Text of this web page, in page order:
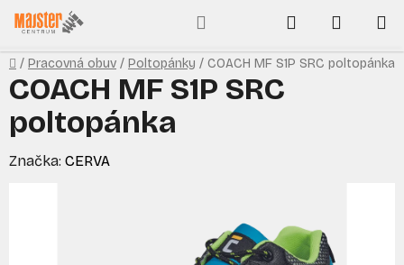
Prejsť
na
obsah
Hľadať
KOŠÍK
Domov
/ Pracovná obuv / Poltopánky / COACH MF S1P SRC poltopánka
COACH MF S1P SRC
poltopánka
Značka: CERVA